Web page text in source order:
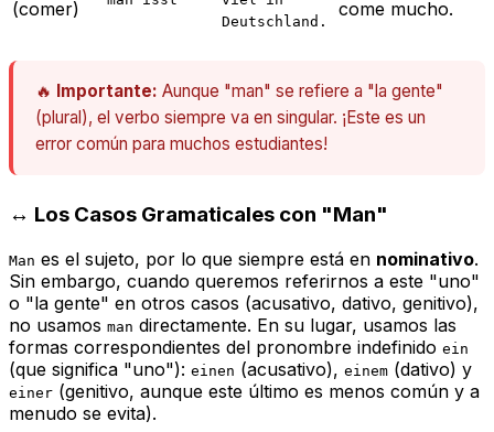
(comer)
Deutschland.
come mucho.
🔥 Importante: Aunque "man" se refiere a "la gente"
(plural), el verbo siempre va en singular. ¡Este es un
error común para muchos estudiantes!
↔️ Los Casos Gramaticales con "Man"
Man es el sujeto, por lo que siempre está en nominativo.
Sin embargo, cuando queremos referirnos a este "uno"
o "la gente" en otros casos (acusativo, dativo, genitivo),
no usamos man directamente. En su lugar, usamos las
formas correspondientes del pronombre indefinido ein
(que significa "uno"): einen (acusativo), einem (dativo) y
einer (genitivo, aunque este último es menos común y a
menudo se evita).